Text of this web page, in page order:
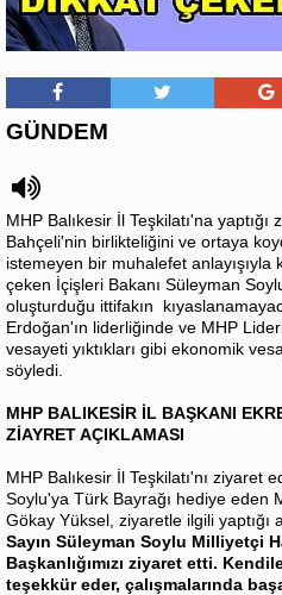
GÜNDEM
MHP Balıkesir İl Teşkilatı'na
Bahçeli'nin birlikteliğini ve ortaya
istemeyen bir muhalefet anlayışıyla
çeken İçişleri Bakanı Süleyman
oluşturduğu ittifakın
Erdoğan'ın liderliğinde ve MHP
vesayeti yıktıkları gibi ekonomik
söyledi.
MHP BALIKESİR İL BAŞKANI
ZİAYRET AÇIKLAMASI
MHP Balıkesir İl Teşkilatı'nı ziyaret
Soylu'ya Türk Bayrağı hediye eden
Gökay Yüksel, ziyaretle ilgili yaptığı
Sayın Süleyman Soylu Milliyetçi
Başkanlığımızı ziyaret etti.
teşekkür eder, çalışmalarında